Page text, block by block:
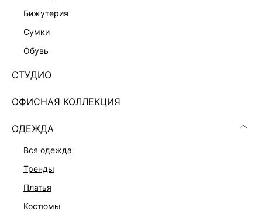
бижутерия
сумки
обувь
СТУДИО
ОФИСНАЯ КОЛЛЕКЦИЯ
ОДЕЖДА
вся одежда
тренды
платья
костюмы